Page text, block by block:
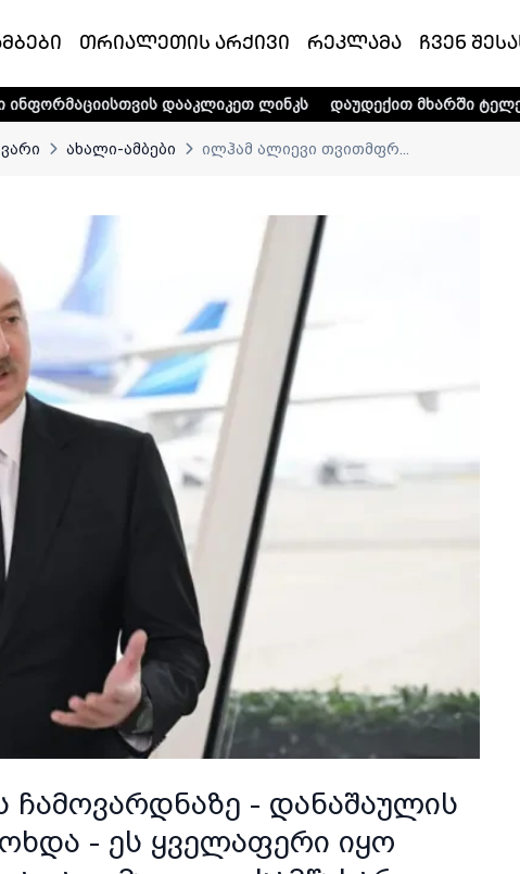
თრიალეთის არქივი რეკლამა ჩვენ
დააკლიკეთ ლინკს დაუდექით მხარში ტელე-რადიო
ახალი-ამბები ილჰამ ალიევი თვითმფრ...
- დანაშაულის
- ეს ყველაფერი იყო